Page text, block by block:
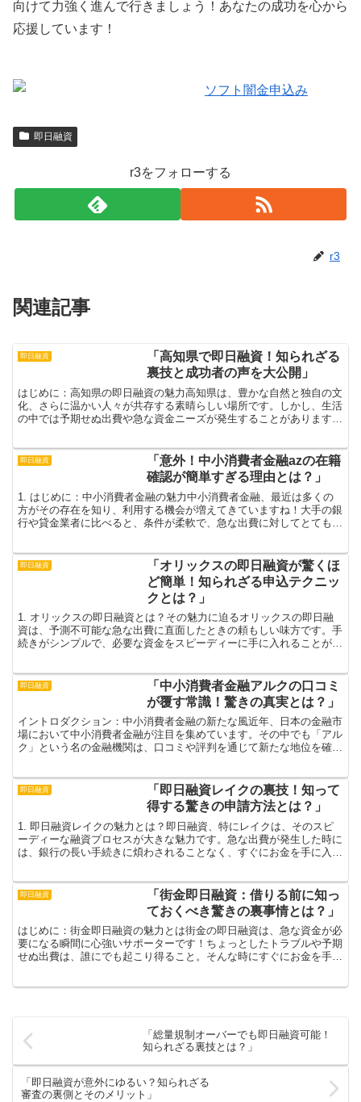
向けて力強く進んで行きましょう！あなたの成功を心から
応援しています！
即日融資
r3をフォローする
r3
関連記事
即日融資
「高知県で即日融資！知られざる
裏技と成功者の声を大公開」
はじめに：高知県の即日融資の魅力高知県は、豊かな自然と独自の文
化、さらに温かい人々が共存する素晴らしい場所です。しかし、生活
の中では予期せぬ出費や急な資金ニーズが発生することがあります。
即日融資
「意外！中小消費者金融azの在籍
確認が簡単すぎる理由とは？」
1. はじめに：中小消費者金融の魅力中小消費者金融、最近は多くの
方がその存在を知り、利用する機会が増えてきていますね！大手の銀
行や貸金業者に比べると、条件が柔軟で、急な出費に対してとても便
即日融資
「オリックスの即日融資が驚くほ
ど簡単！知られざる申込テクニッ
クとは？」
1. オリックスの即日融資とは？その魅力に迫るオリックスの即日融
資は、予測不可能な急な出費に直面したときの頼もしい味方です。手
続きがシンプルで、必要な資金をスピーディーに手に入れることがで
即日融資
「中小消費者金融アルクの口コミ
が覆す常識！驚きの真実とは？」
イントロダクション：中小消費者金融の新たな風近年、日本の金融市
場において中小消費者金融が注目を集めています。その中でも「アル
ク」という名の金融機関は、口コミや評判を通じて新たな地位を確立
即日融資
「即日融資レイクの裏技！知って
得する驚きの申請方法とは？」
1. 即日融資レイクの魅力とは？即日融資、特にレイクは、そのスピ
ーディーな融資プロセスが大きな魅力です。急な出費が発生した時に
は、銀行の長い手続きに煩わされることなく、すぐにお金を手に入れ
即日融資
「街金即日融資：借りる前に知っ
ておくべき驚きの裏事情とは？」
はじめに：街金即日融資の魅力とは街金の即日融資は、急な資金が必
要になる瞬間に心強いサポーターです！ちょっとしたトラブルや予期
せぬ出費は、誰にでも起こり得ること。そんな時にすぐにお金を手に
「総量規制オーバーでも即日融資可能！
知られざる裏技とは？」
「即日融資が意外にゆるい？知られざる
審査の裏側とそのメリット」